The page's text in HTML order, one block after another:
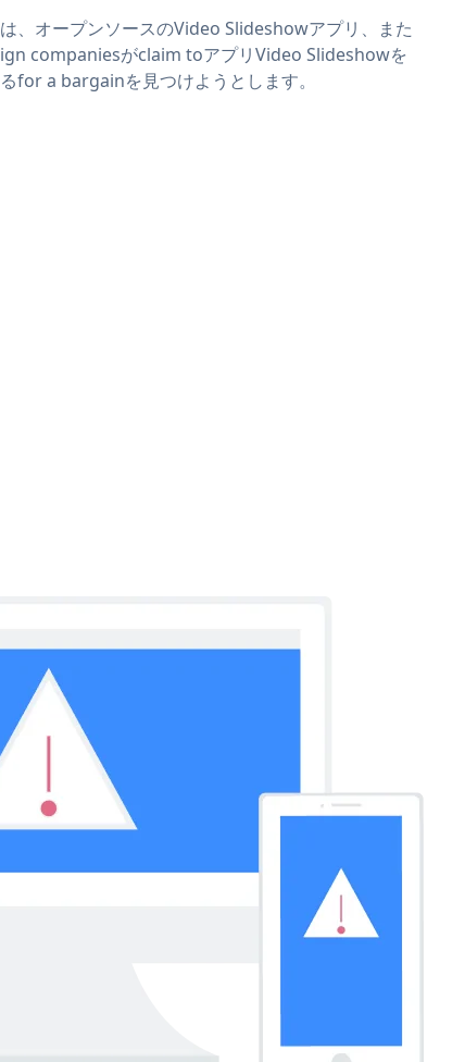
、オープンソースのVideo Slideshowアプリ、また
companiesがclaim toアプリVideo Slideshowを
for a bargainを見つけようとします。